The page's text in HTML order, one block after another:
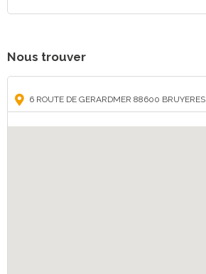
Nous trouver
6 ROUTE DE GERARDMER 88600 BRUYERES